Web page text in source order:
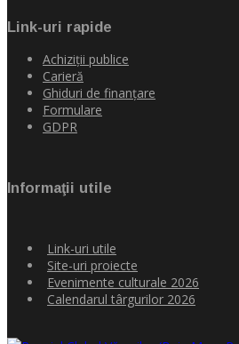
Link-uri rapide
Achiziţii publice
Carieră
Ghiduri de finanţare
Formulare
GDPR
Informaţii utile
Link-uri utile
Site-uri proiecte
Evenimente culturale 2026
Calendarul târgurilor 2026